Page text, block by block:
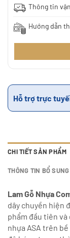
Thông tin
Hướng dẫn
Hỗ trợ trực
CHI TIẾT SẢN PHẨM
THÔNG TIN BỔ SUNG
Lam Gỗ Nhựa
dây chuyền hiện
phẩm đầu tiên
nhựa ASA trên